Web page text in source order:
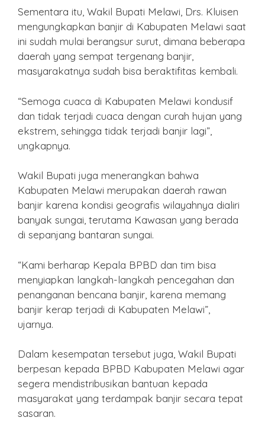
Sementara itu, Wakil Bupati Melawi, Drs. Kluisen
mengungkapkan banjir di Kabupaten Melawi saat
ini sudah mulai berangsur surut, dimana beberapa
daerah yang sempat tergenang banjir,
masyarakatnya sudah bisa beraktifitas kembali.
“Semoga cuaca di Kabupaten Melawi kondusif
dan tidak terjadi cuaca dengan curah hujan yang
ekstrem, sehingga tidak terjadi banjir lagi”,
ungkapnya.
Wakil Bupati juga menerangkan bahwa
Kabupaten Melawi merupakan daerah rawan
banjir karena kondisi geografis wilayahnya dialiri
banyak sungai, terutama Kawasan yang berada
di sepanjang bantaran sungai.
“Kami berharap Kepala BPBD dan tim bisa
menyiapkan langkah-langkah pencegahan dan
penanganan bencana banjir, karena memang
banjir kerap terjadi di Kabupaten Melawi”,
ujarnya.
Dalam kesempatan tersebut juga, Wakil Bupati
berpesan kepada BPBD Kabupaten Melawi agar
segera mendistribusikan bantuan kepada
masyarakat yang terdampak banjir secara tepat
sasaran.